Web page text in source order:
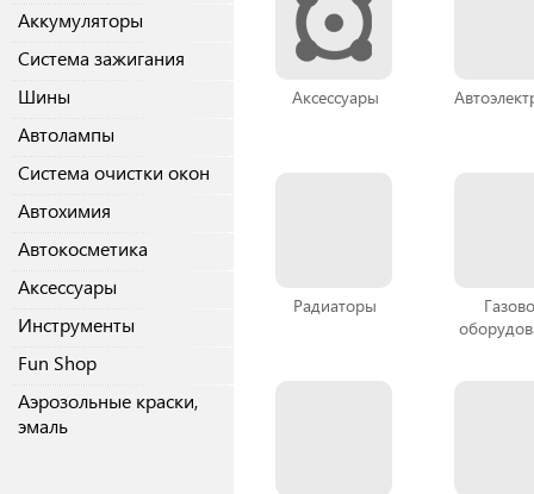
Аккумуляторы
Система зажигания
Шины
Автолампы
Система очистки окон
Автохимия
Автокосметика
Аксессуары
Инструменты
Fun Shop
Аэрозольные краски,
эмаль
Аксессуары
Радиаторы